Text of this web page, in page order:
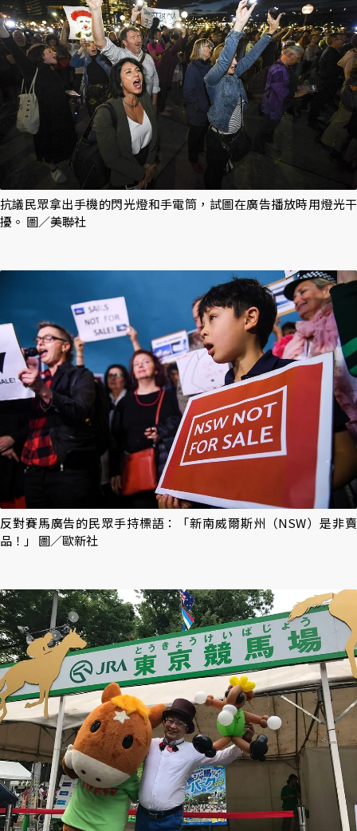
抗議民眾拿出手機的閃光燈和手電筒，試圖在廣告播放時用燈光干
擾。 圖／美聯社
反對賽馬廣告的民眾手持標語：「新南威爾斯州（NSW）是非賣
品！」 圖／歐新社